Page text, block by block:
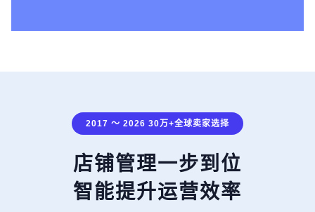
2017 ～ 2026 30万+全球卖家选择
店铺管理一步到位
智能提升运营效率